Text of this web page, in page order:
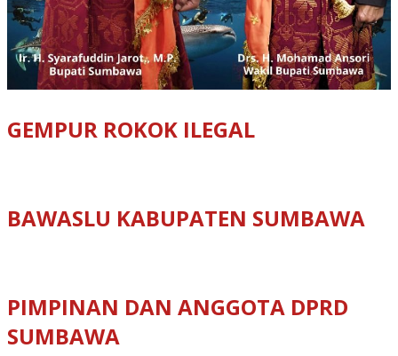
GEMPUR ROKOK ILEGAL
BAWASLU KABUPATEN SUMBAWA
PIMPINAN DAN ANGGOTA DPRD
SUMBAWA